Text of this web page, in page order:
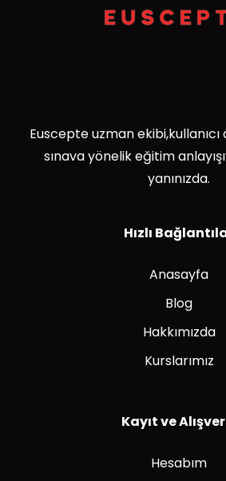
Euscepte uzman
sınava yönelik eğitim
yanınızda.
Hızlı
Anasayfa
Blog
Hakkımızda
Kurslarımız
Kayıt ve
Hesabım